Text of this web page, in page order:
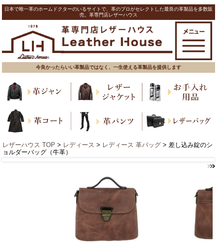
日本で唯一革のホームドクターのいるサイトで、革のプロがセレクトした最良の革製品を多数販
売。革専門店レザーハウス
今良かったらいい革製品ではなく、一生使える革製品を提供します
レザーハウス TOP > レディース > レディース 革バッグ > 差し込み錠のシ
ョルダーバッグ（牛革）